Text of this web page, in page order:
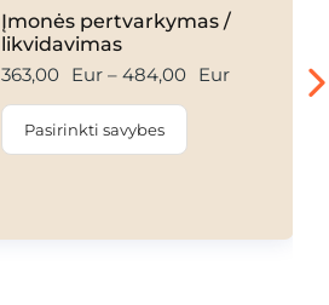
Įmonės pertvarkymas /
likvidavimas
363,00 Eur – 484,00 Eur
Pasirinkti savybes